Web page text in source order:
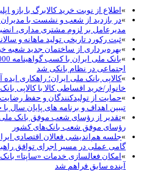
»اطلاع از نوبت خرید کالابرگ با بازو
»در بازدید از شعب و نشست با
مدیرعامل بر لزوم مشتری مداری،
»ثبت رکورد تاریخی تولید ماهانه و
»بهره‌برداری از ساختمان جدید شعبه
»
اجتماعی در نظام بانکی شد
»کالاپی بانک ملی ایران؛ راهکاری
خانوار/خرید اقساطی کالا با کالاپی
»حمایت از تولیدکنندگان و حفظ
تببین اهداف و برنامه های پایان
»تقدیر از رؤسای شعب موفق بانک
رؤسای موفق شعب بانک‌های کشور
»جلسه هم‌اندیشی فعالان اقتصادی
گامی عملی در مسیر اجرای توافق
»امکان فعالسازی خدمات «ساپتا»
آینده سابق فراهم شد